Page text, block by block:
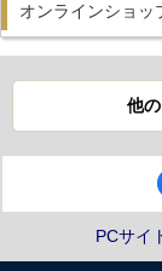
オンラインショッ
他
PCサイ